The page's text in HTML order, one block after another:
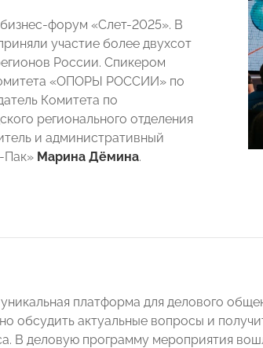
форум «Слет-2025». В
участие более двухсот
России. Спикером
«ОПОРЫ РОССИИ» по
Комитета по
регионального отделения
и административный
Пак» Марина Дёмина.
платформа для делового
обсудить актуальные вопросы и
В деловую программу мероприятия